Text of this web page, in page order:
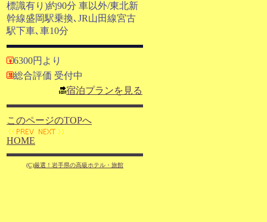
標識有り)約90分 車以外/東北新
幹線盛岡駅乗換､JR山田線宮古
駅下車､車10分
6300円より
総合評価 受付中
宿泊プランを見る
このページのTOPへ
HOME
(C)厳選！岩手県の高級ホテル・旅館